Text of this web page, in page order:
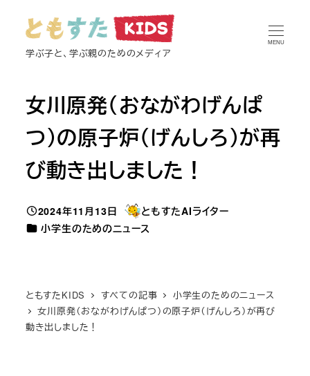
学ぶ子と、学ぶ親のためのメディア
MENU
女川原発（おながわげんぱ
つ）の原子炉（げんしろ）が再
び動き出しました！
投稿日
2024年11月13日
著
者
ともすたAIライター
カテゴリー
小学生のためのニュース
ともすたKIDS すべての記事
小学生のためのニュース
女川原発（おながわげんぱつ）の原子炉（げんしろ）が再び
動き出しました！